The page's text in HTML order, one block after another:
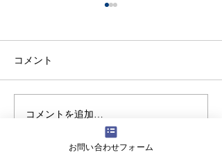
【生徒保護者向け】滝川
中学校で情報モラル講演
を実施しました
コメント
コメントを追加…
お問い合わせフォーム